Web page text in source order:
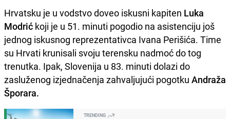
Hrvatsku je u vodstvo doveo iskusni kapiten Luka
Modrić koji je u 51. minuti pogodio na asistenciju još
jednog iskusnog reprezentativca Ivana Perišića. Time
su Hrvati krunisali svoju terensku nadmoć do tog
trenutka. Ipak, Slovenija u 83. minuti dolazi do
zasluženog izjednačenja zahvaljujući pogotku Andraža
Šporara.
TRENDING